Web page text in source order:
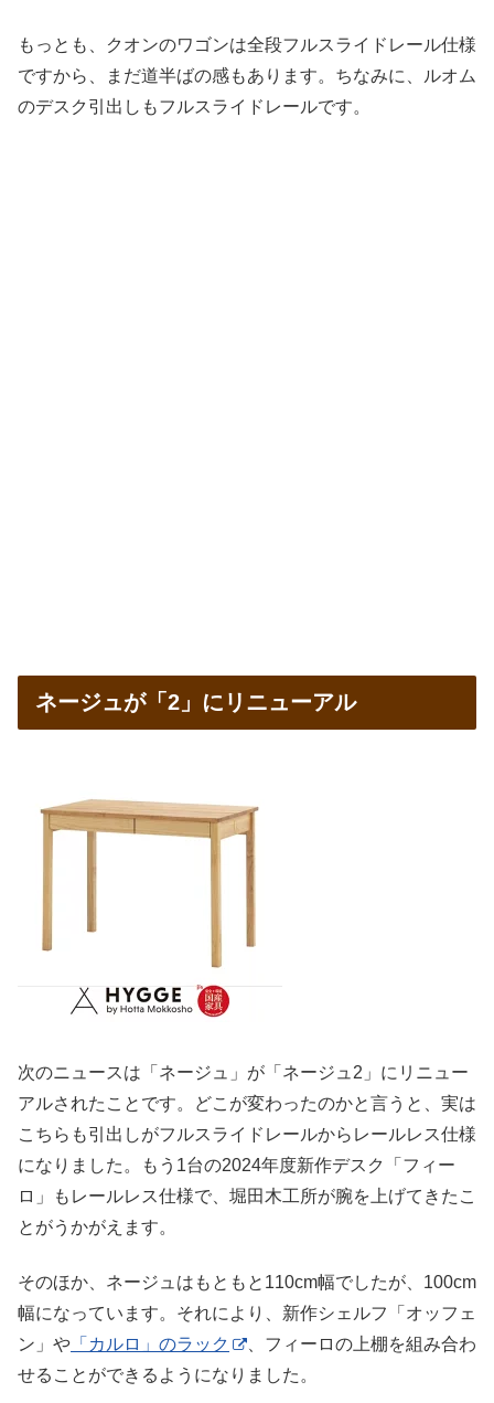
もっとも、クオンのワゴンは全段フルスライドレール仕様
ですから、まだ道半ばの感もあります。ちなみに、ルオム
のデスク引出しもフルスライドレールです。
ネージュが「2」にリニューアル
次のニュースは「ネージュ」が「ネージュ2」にリニュー
アルされたことです。どこが変わったのかと言うと、実は
こちらも引出しがフルスライドレールからレールレス仕様
になりました。もう1台の2024年度新作デスク「フィー
ロ」もレールレス仕様で、堀田木工所が腕を上げてきたこ
とがうかがえます。
そのほか、ネージュはもともと110cm幅でしたが、100cm
幅になっています。それにより、新作シェルフ「オッフェ
ン」や 「カルロ」のラック
、フィーロの上棚を組み合わ
せることができるようになりました。